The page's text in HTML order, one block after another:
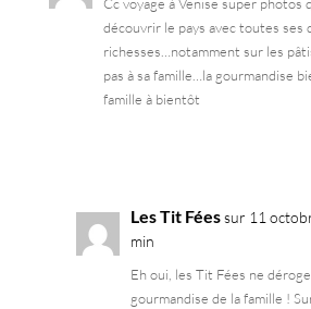
Cc voyage à Venise super photos
découvrir le pays avec toutes ses
richesses…notamment sur les
pas à sa famille…la gourmandise
famille à bientôt
Les Tit Féessur 11
min
Eh oui, les Tit Fées ne
gourmandise de la famille !